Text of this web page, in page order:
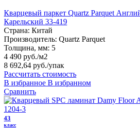
Кварцевый паркет Quartz Parquet
Карельский 33-419
Страна: Китай
Производитель: Quartz Parquet
Толщина, мм: 5
4 490 руб./м2
8 692,64 руб./упак
Рассчитать стоимость
В избранное В избранном
Сравнить
43
класс